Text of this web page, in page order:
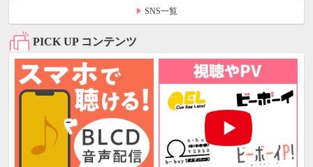
SNS一覧
PICK UP コンテンツ